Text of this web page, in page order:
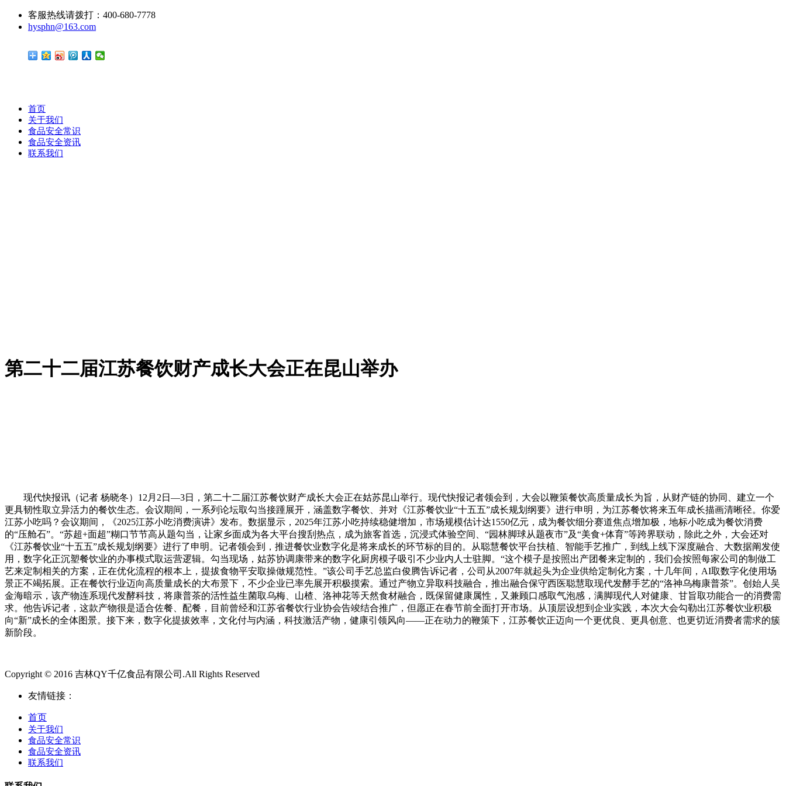
客服热线请拨打：400-680-7778
hysphn@163.com
首页
关于我们
食品安全常识
食品安全资讯
联系我们
第二十二届江苏餐饮财产成长大会正在昆山举办
现代快报讯（记者 杨晓冬）12月2日—3日，第二十二届江苏餐饮财产成长大会正在姑苏昆山举行。现代快报记者领会到，大会以鞭策餐饮高质量成长为旨，从财产链的协同、建立一个
更具韧性取立异活力的餐饮生态。会议期间，一系列论坛取勾当接踵展开，涵盖数字餐饮、并对《江苏餐饮业“十五五”成长规划纲要》进行申明，为江苏餐饮将来五年成长描画清晰径。你爱
江苏小吃吗？会议期间，《2025江苏小吃消费演讲》发布。数据显示，2025年江苏小吃持续稳健增加，市场规模估计达1550亿元，成为餐饮细分赛道焦点增加极，地标小吃成为餐饮消费
的“压舱石”。“苏超+面超”糊口节节高从题勾当，让家乡面成为各大平台搜刮热点，成为旅客首选，沉浸式体验空间、“园林脚球从题夜市”及“美食+体育”等跨界联动，除此之外，大会还对
《江苏餐饮业“十五五”成长规划纲要》进行了申明。记者领会到，推进餐饮业数字化是将来成长的环节标的目的。从聪慧餐饮平台扶植、智能手艺推广，到线上线下深度融合、大数据阐发使
用，数字化正沉塑餐饮业的办事模式取运营逻辑。勾当现场，姑苏协调康带来的数字化厨房模子吸引不少业内人士驻脚。“这个模子是按照出产团餐来定制的，我们会按照每家公司的制做工
艺来定制相关的方案，正在优化流程的根本上，提拔食物平安取操做规范性。”该公司手艺总监白俊腾告诉记者，公司从2007年就起头为企业供给定制化方案，十几年间，AI取数字化使用场
景正不竭拓展。正在餐饮行业迈向高质量成长的大布景下，不少企业已率先展开积极摸索。通过产物立异取科技融合，推出融合保守西医聪慧取现代发酵手艺的“洛神乌梅康普茶”。创始人吴
金海暗示，该产物连系现代发酵科技，将康普茶的活性益生菌取乌梅、山楂、洛神花等天然食材融合，既保留健康属性，又兼顾口感取气泡感，满脚现代人对健康、甘旨取功能合一的消费需
求。他告诉记者，这款产物很是适合佐餐、配餐，目前曾经和江苏省餐饮行业协会告竣结合推广，但愿正在春节前全面打开市场。从顶层设想到企业实践，本次大会勾勒出江苏餐饮业积极
向“新”成长的全体图景。接下来，数字化提拔效率，文化付与内涵，科技激活产物，健康引领风向——正在动力的鞭策下，江苏餐饮正迈向一个更优良、更具创意、也更切近消费者需求的簇
新阶段。
Copyright © 2016 吉林QY千亿食品有限公司.All Rights Reserved
友情链接：
首页
关于我们
食品安全常识
食品安全资讯
联系我们